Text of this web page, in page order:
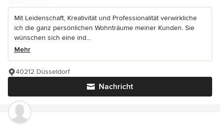
Mit Leidenschaft, Kreativität und Professionalität verwirkliche
ich die ganz persönlichen Wohnträume meiner Kunden. Sie
wünschen sich eine ind...
Mehr
Nachricht
40212 Düsseldorf